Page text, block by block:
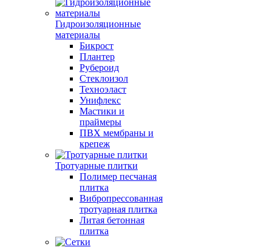
Гидроизоляционные
материалы
Бикрост
Плантер
Рубероид
Стеклоизол
Техноэласт
Унифлекс
Мастики и
праймеры
ПВХ мембраны и
крепеж
Тротуарные плитки
Полимер песчаная
плитка
Вибропрессованная
тротуарная плитка
Литая бетонная
плитка